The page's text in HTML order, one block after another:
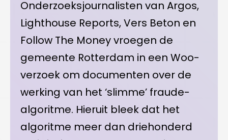
Onderzoeksjournalisten van Argos,
Lighthouse Reports, Vers Beton en
Follow The Money vroegen de
gemeente Rotterdam in een Woo-
verzoek om documenten over de
werking van het ‘slimme’ fraude-
algoritme. Hieruit bleek dat het
algoritme meer dan driehonderd